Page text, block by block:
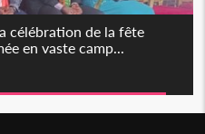
célébration de la fête
en vaste camp...